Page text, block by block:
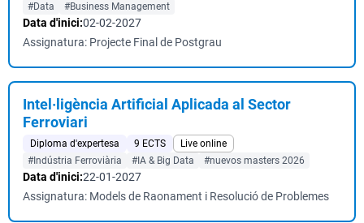
#Data
#Business Management
Data d'inici:02-02-2027
Assignatura: Projecte Final de Postgrau
Intel·ligència Artificial Aplicada al Sector
Ferroviari
Diploma d'expertesa 9 ECTS
Live online
#Indústria Ferroviària
#IA & Big Data #nuevos masters 2026
Data d'inici:22-01-2027
Assignatura: Models de Raonament i Resolució de Problemes